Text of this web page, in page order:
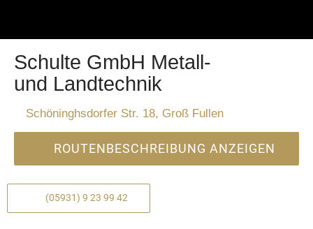
Schulte GmbH Metall-
und Landtechnik
Schöninghsdorfer Str. 18, Groß Fullen
ROUTENBESCHREIBUNG ANZEIGEN
(05931) 9 23 99 42